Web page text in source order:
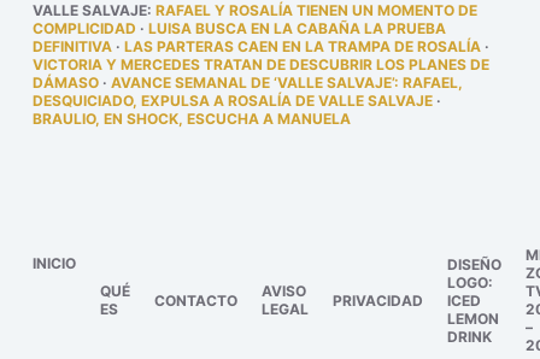
VALLE SALVAJE: RAFAEL Y ROSALÍA TIENEN UN MOMENTO DE
COMPLICIDAD · LUISA BUSCA EN LA CABAÑA LA PRUEBA
DEFINITIVA· LAS PARTERAS CAEN EN LA TRAMPA DE ROSALÍA·
VICTORIA Y MERCEDES TRATAN DE DESCUBRIR LOS PLANES DE
DÁMASO· AVANCE SEMANAL DE ‘VALLE SALVAJE’: RAFAEL,
DESQUICIADO, EXPULSA A ROSALÍA DE VALLE SALVAJE·
BRAULIO, EN SHOCK, ESCUCHA A MANUELA
INICIO
QUÉ
ES
CONTACTO
AVISO
LEGAL
PRIVACIDAD
DISEÑO
LOGO:
ICED
LEMON
DRINK
–